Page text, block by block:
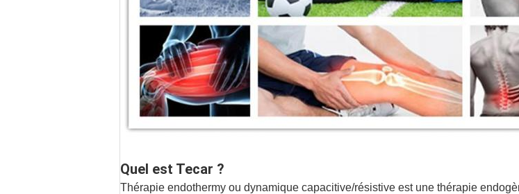
Quel est Tecar ?
Thérapie endothermy ou dynamique capacitive/résistive est une thérapie